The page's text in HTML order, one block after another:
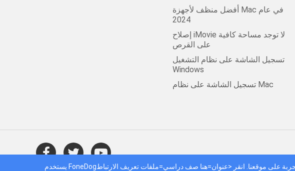
أفضل منظف لأجهزة Mac في عام
2024
إصلاح iMovie لا توجد مساحة كافية
على القرص
تسجيل الشاشة على نظام التشغيل
Windows
تسجيل الشاشة على نظام Mac